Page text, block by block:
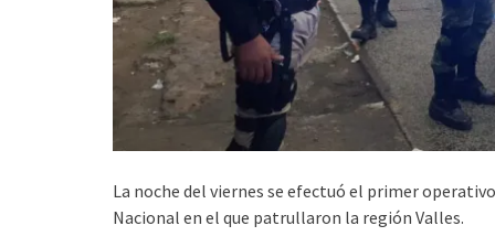
La noche del viernes se efectuó el primer
Nacional en el que patrullaron la región Valles.